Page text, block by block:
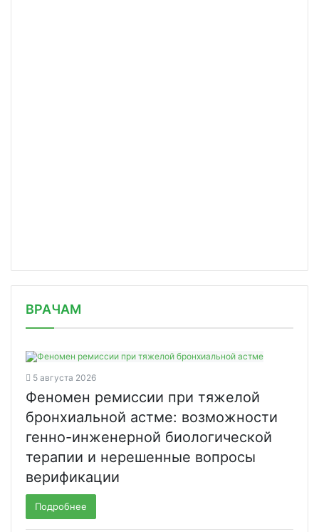
ВРАЧАМ
5 августа 2026
Феномен ремиссии при тяжелой
бронхиальной астме: возможности
генно-инженерной биологической
терапии и нерешенные вопросы
верификации
Подробнее